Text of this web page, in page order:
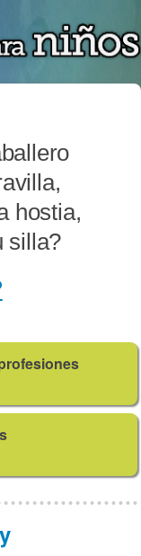
hostia,
silla?